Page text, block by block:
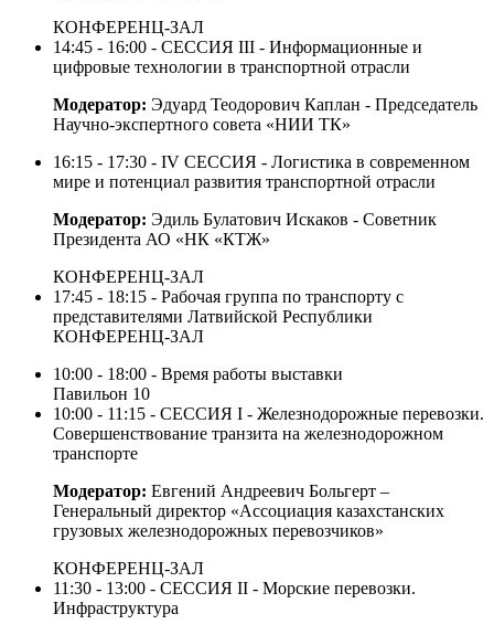
КОНФЕРЕНЦ-ЗАЛ
14:45 - 16:00 - СЕССИЯ III - Информационные и
цифровые технологии в транспортной отрасли
Модератор: Эдуард Теодорович Каплан - Председатель
Научно-экспертного совета «НИИ ТК»
16:15 - 17:30 - IV СЕССИЯ - Логистика в современном
мире и потенциал развития транспортной отрасли
Модератор: Эдиль Булатович Искаков - Советник
Президента АО «НК «КТЖ»
КОНФЕРЕНЦ-ЗАЛ
17:45 - 18:15 - Рабочая группа по транспорту с
представителями Латвийской Республики
КОНФЕРЕНЦ-ЗАЛ
10:00 - 18:00 - Время работы выставки
Павильон 10
10:00 - 11:15 - СЕССИЯ I - Железнодорожные перевозки.
Совершенствование транзита на железнодорожном
транспорте
Модератор: Евгений Андреевич Больгерт –
Генеральный директор «Ассоциация казахстанских
грузовых железнодорожных перевозчиков»
КОНФЕРЕНЦ-ЗАЛ
11:30 - 13:00 - СЕССИЯ II - Морские перевозки.
Инфраструктура